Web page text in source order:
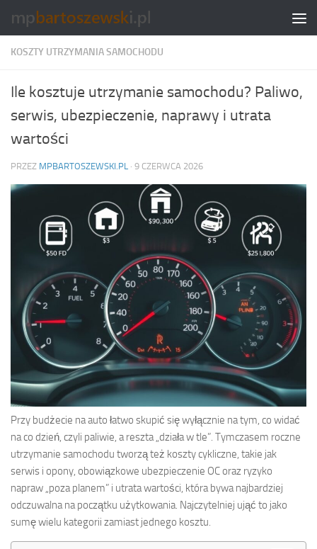
Skip to content
KOSZTY UTRZYMANIA SAMOCHODU
Ile kosztuje utrzymanie samochodu? Paliwo,
serwis, ubezpieczenie, naprawy i utrata
wartości
PRZEZ MPBARTOSZEWSKI.PL · 9 CZERWCA 2026
Przy budżecie na auto łatwo skupić się wyłącznie na tym, co widać
na co dzień, czyli paliwie, a reszta „działa w tle”. Tymczasem roczne
utrzymanie samochodu tworzą też koszty cykliczne, takie jak
serwis i opony, obowiązkowe ubezpieczenie OC oraz ryzyko
napraw „poza planem” i utrata wartości, która bywa najbardziej
odczuwalna na początku użytkowania. Najczytelniej ująć to jako
sumę wielu kategorii zamiast jednego kosztu.